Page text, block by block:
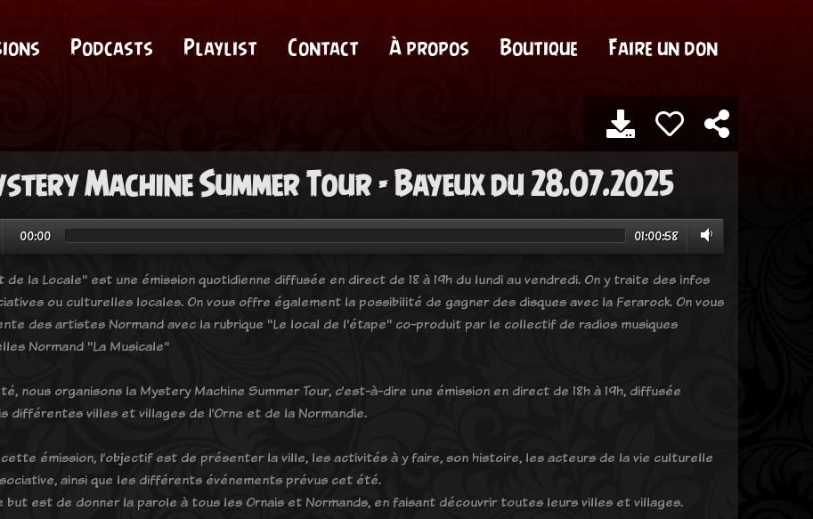
Podcasts Playlist Contact À propos Boutique Faire un don
Machine Summer Tour - Bayeux du 28.07.2025
00:00 01:00:58
de la Locale" est une émission quotidienne diffusée en direct de 18 à 19h du lundi au vendredi. On y traite des infos
ou culturelles locales. On vous offre également la possibilité de gagner des disques avec la Ferarock. On vous
des artistes Normand avec la rubrique "Le local de l'étape" co-produit par le collectif de radios musiques
Normand "La Musicale"
nous organisons la Mystery Machine Summer Tour, c’est-à-dire une émission en direct de 18h à 19h, diffusée
différentes villes et villages de l’Orne et de la Normandie.
cette émission, l’objectif est de présenter la ville, les activités à y faire, son histoire, les acteurs de la vie culturelle
ainsi que les différents événements prévus cet été.
but est de donner la parole à tous les Ornais et Normands, en faisant découvrir toutes leurs villes et villages.